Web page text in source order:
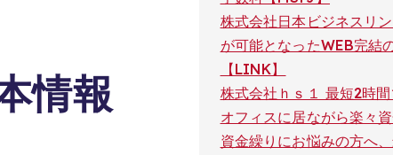
情報
株式会社日本ビジネスリ
が可能となったWEB完結
【LINK】
株式会社ｈｓ１ 最短2時
オフィスに居ながら楽々
資金繰りにお悩みの方へ